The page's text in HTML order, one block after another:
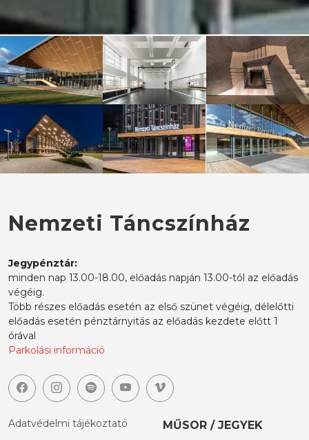
Nemzeti Táncszínház
Jegypénztár:
minden nap 13.00-18.00, előadás napján 13.00-tól az előadás
végéig.
Több részes előadás esetén az első szünet végéig, délelőtti
előadás esetén pénztárnyitás az előadás kezdete előtt 1
órával
Parkolási információ
Adatvédelmi tájékoztató
MŰSOR / JEGYEK